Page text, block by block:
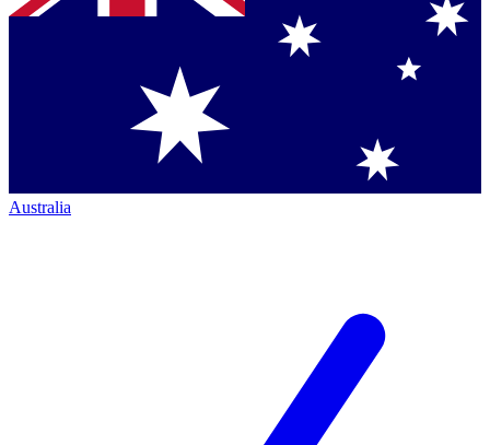
Australia